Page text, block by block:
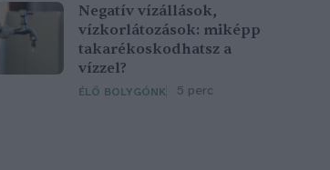
Negatív vízállások,
vízkorlátozások: miképp
takarékoskodhatsz a
vízzel?
ÉLŐ BOLYGÓNK 5 perc